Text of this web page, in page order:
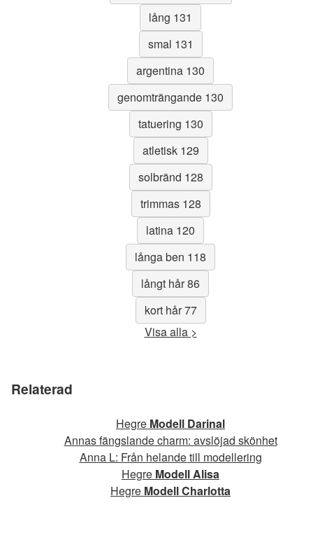
lång 131
smal 131
argentina 130
genomträngande 130
tatuering 130
atletisk 129
solbränd 128
trimmas 128
latina 120
långa ben 118
långt hår 86
kort hår 77
Visa alla >
Relaterad
Hegre Modell Darinal
Annas fängslande charm: avslöjad skönhet
Anna L: Från helande till modellering
Hegre Modell Alisa
Hegre Modell Charlotta